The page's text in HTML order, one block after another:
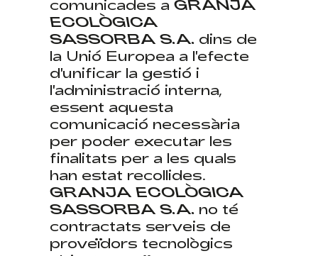
comunicades aGRANJA
ECOLÒGICA
SASSORBA S.A. dins de
la Unió Europea a l'efecte
d'unificar la gestió i
l'administració interna,
essent aquesta
comunicació necessària
per poder executar les
finalitats per a les quals
han estat recollides.
GRANJA ECOLÒGICA
SASSORBA S.A. no té
contractats serveis de
proveïdors tecnològics